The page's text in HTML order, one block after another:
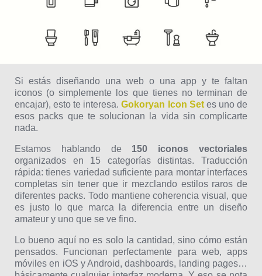
Si estás diseñando una web o una app y te faltan
iconos (o simplemente los que tienes no terminan de
encajar), esto te interesa.Gokoryan Icon Set es uno de
esos packs que te solucionan la vida sin complicarte
nada.
Estamos hablando de 150 iconos vectoriales
organizados en 15 categorías distintas. Traducción
rápida: tienes variedad suficiente para montar interfaces
completas sin tener que ir mezclando estilos raros de
diferentes packs. Todo mantiene coherencia visual, que
es justo lo que marca la diferencia entre un diseño
amateur y uno que se ve fino.
Lo bueno aquí no es solo la cantidad, sino cómo están
pensados. Funcionan perfectamente para web, apps
móviles en iOS y Android, dashboards, landing pages…